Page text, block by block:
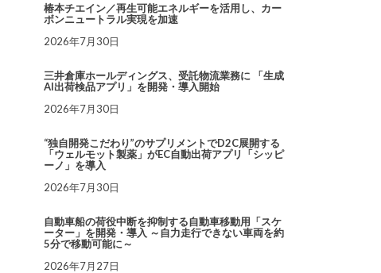
椿本チエイン／再生可能エネルギーを活用し、カー
ボンニュートラル実現を加速
2026年7月30日
三井倉庫ホールディングス、受託物流業務に 「生成
AI出荷検品アプリ」を開発・導入開始
2026年7月30日
“独自開発こだわり”のサプリメントでD2C展開する
「ウェルモット製薬」がEC自動出荷アプリ「シッピ
ーノ」を導入
2026年7月30日
自動車船の荷役中断を抑制する自動車移動用「スケ
ーター」を開発・導入 ～自力走行できない車両を約
5分で移動可能に～
2026年7月27日